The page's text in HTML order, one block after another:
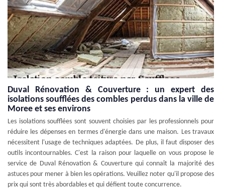
Duval Rénovation & Couverture : un expert des
isolations soufflées des combles perdus dans la ville de
Moree et ses environs
Les isolations soufflées sont souvent choisies par les professionnels pour
réduire les dépenses en termes d'énergie dans une maison. Les travaux
nécessitent l'usage de techniques adaptées. De plus, il faut disposer des
outils incontournables. C'est la raison pour laquelle on vous propose le
service de Duval Rénovation & Couverture qui connaît la majorité des
astuces pour mener à bien les opérations. Veuillez noter qu'il propose des
prix qui sont très abordables et qui défient toute concurrence.